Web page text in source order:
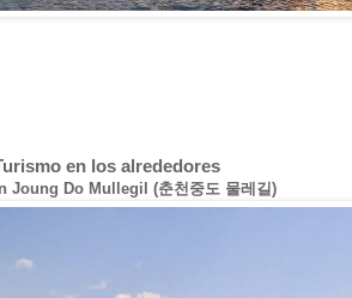
en los alrededores
Joung Do Mullegil (춘천중도 물레길)